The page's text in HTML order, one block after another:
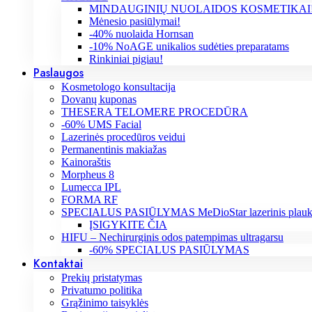
MINDAUGINIŲ NUOLAIDOS
Mėnesio pasiūlymai!
-40% nuolaida Hornsan
-10% NoAGE unikalios sudėties preparatams
Rinkiniai pigiau!
Paslaugos
Kosmetologo konsultacija
Dovanų kuponas
THESERA TELOMERE PROCEDŪRA
-60% UMS Facial
Lazerinės procedūros veidui
Permanentinis makiažas
Kainoraštis
Morpheus 8
Lumecca IPL
FORMA RF
SPECIALUS PASIŪLYMAS MeDioStar lazerinis
ĮSIGYKITE ČIA
HIFU – Nechirurginis odos patempimas ultragarsu
-60% SPECIALUS PASIŪLYMAS
Kontaktai
Prekių pristatymas
Privatumo politika
Grąžinimo taisyklės